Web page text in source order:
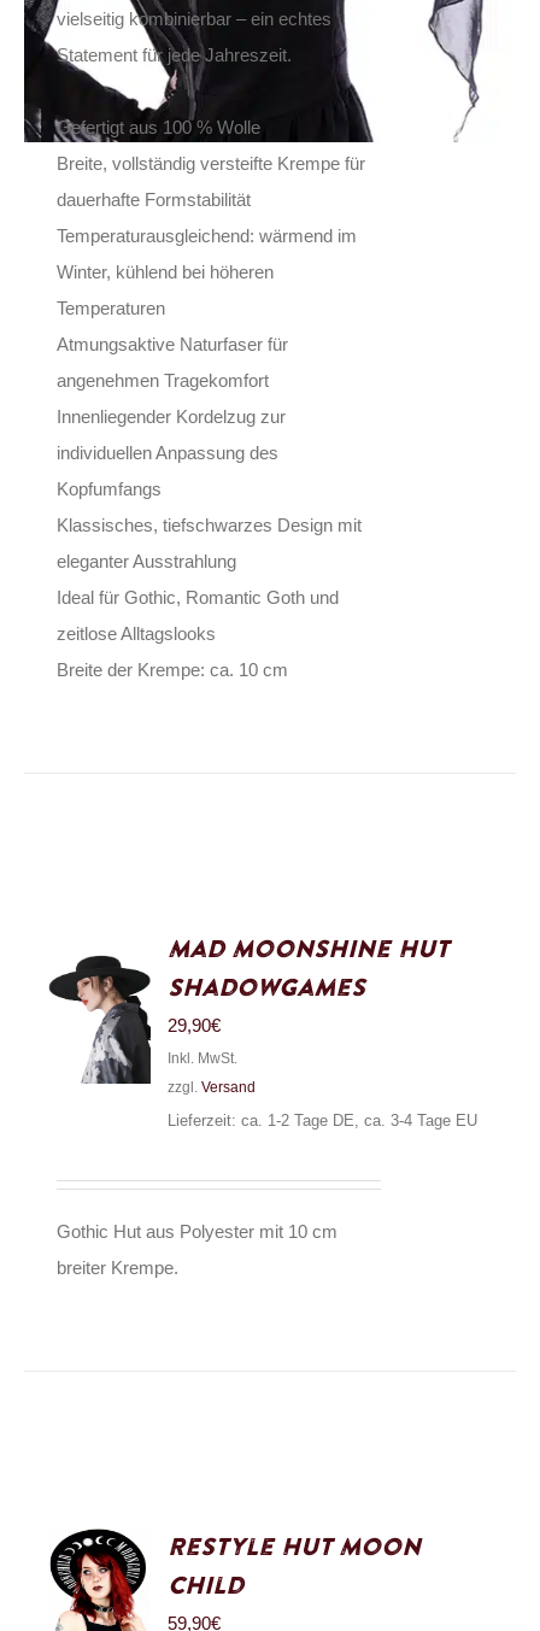
vielseitig kombinierbar – ein echtes
Statement für jede Jahreszeit.
Gefertigt aus 100 % Wolle
Breite, vollständig versteifte Krempe für
dauerhafte Formstabilität
Temperaturausgleichend: wärmend im
Winter, kühlend bei höheren
Temperaturen
Atmungsaktive Naturfaser für
angenehmen Tragekomfort
Innenliegender Kordelzug zur
individuellen Anpassung des
Kopfumfangs
Klassisches, tiefschwarzes Design mit
eleganter Ausstrahlung
Ideal für Gothic, Romantic Goth und
zeitlose Alltagslooks
Breite der Krempe: ca. 10 cm
Mad Moonshine Hut
Shadowgames
29,90€
Inkl. MwSt.
zzgl.Versand
Lieferzeit: ca. 1-2 Tage DE, ca. 3-4 Tage EU
Gothic Hut aus Polyester mit 10 cm
breiter Krempe.
Restyle Hut Moon
Child
59,90€